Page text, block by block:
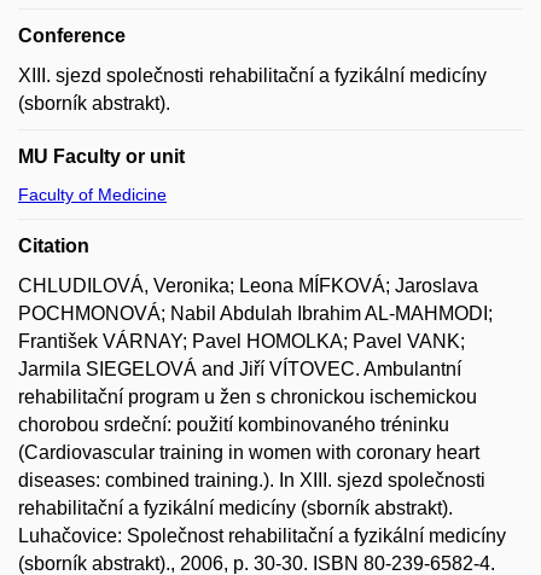
Conference
XIII. sjezd společnosti rehabilitační a fyzikální medicíny
(sborník abstrakt).
MU Faculty or unit
Faculty of Medicine
Citation
CHLUDILOVÁ, Veronika; Leona MÍFKOVÁ; Jaroslava
POCHMONOVÁ; Nabil Abdulah Ibrahim AL-MAHMODI;
František VÁRNAY; Pavel HOMOLKA; Pavel VANK;
Jarmila SIEGELOVÁ and Jiří VÍTOVEC. Ambulantní
rehabilitační program u žen s chronickou ischemickou
chorobou srdeční: použití kombinovaného tréninku
(Cardiovascular training in women with coronary heart
diseases: combined training.). In XIII. sjezd společnosti
rehabilitační a fyzikální medicíny (sborník abstrakt).
Luhačovice: Společnost rehabilitační a fyzikální medicíny
(sborník abstrakt)., 2006, p. 30-30. ISBN 80-239-6582-4.